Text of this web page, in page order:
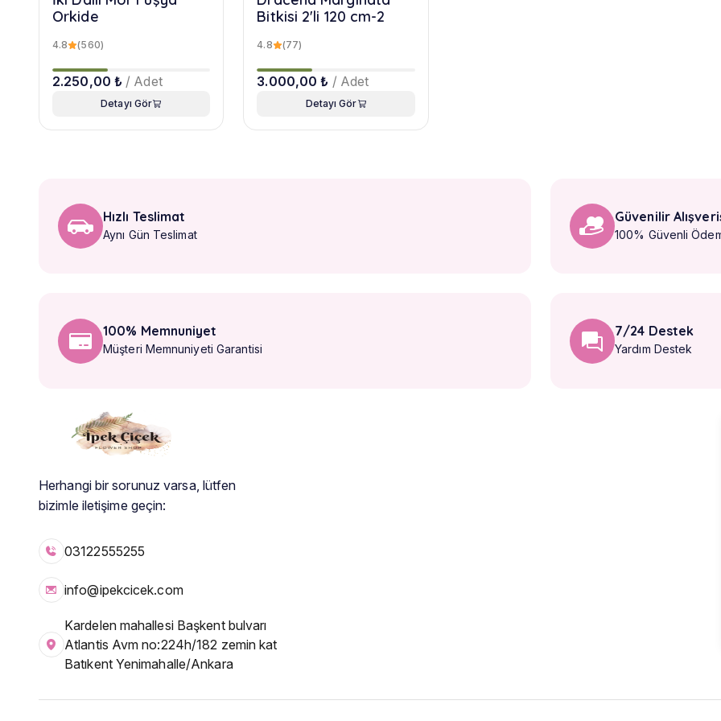
Orkide
4.8 (560)
2.250,00 ₺ / Adet
Detayı Gör
Bitkisi 2'li 120 cm-2
4.8 (77)
3.000,00 ₺ / Adet
Detayı Gör
Hızlı Teslimat
Aynı Gün Teslimat
Güvenilir
100% Güvenli
100% Memnuniyet
Müşteri Memnuniyeti Garantisi
7/24 Destek
Yardım Destek
Herhangi bir sorunuz varsa, lütfen
bizimle iletişime geçin:
03122555255
info@ipekcicek.com
Kardelen mahallesi Başkent bulvarı
Atlantis Avm no:224h/182 zemin kat
Batıkent Yenimahalle/Ankara